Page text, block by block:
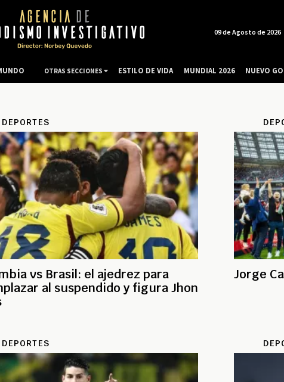
DEPORTES
vs Brasil: el ajedrez para
al suspendido y figura Jhon
Jorge
DEPORTES
09 de Agosto de 2026
OTRAS SECCIONES ESTILO DE VIDA MUNDIAL 2026 NUEVO